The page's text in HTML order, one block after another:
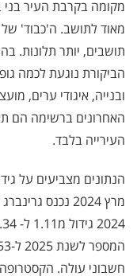
מקומה בקרבת העיר
מאוד לתושב. ה'כבוד'
תושבים, יותר תלונות.
הביקורת נוגעת לכמה
ובנייה, איגודי ערים,
האחרונים ברשימה הם
העירייה בלבד.
הנתונים מצביעים על
מרץ 2024 נכנס
חשבוני עולה.